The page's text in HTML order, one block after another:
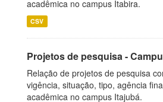
acadêmica no campus Itabira.
CSV
Projetos de pesquisa -
Relação de projetos de pesquisa
vigência, situação, tipo, agência
acadêmica no campus Itajubá.